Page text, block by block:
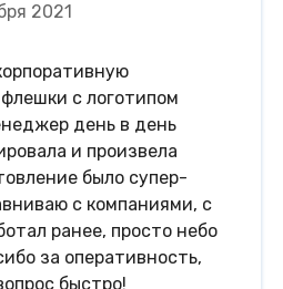
2021
с логотипом
день в день
и произвела
было супер-
с компаниями, с
ранее, просто небо
за оперативность,
быстро!